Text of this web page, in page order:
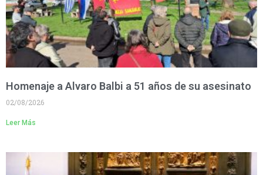
Homenaje a Alvaro Balbi a 51 años de su asesinato
02/08/2026
Leer Más